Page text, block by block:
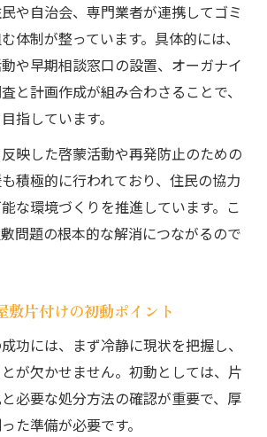
や自治会、専門業者が連携してゴミ
体制が整っています。具体的には、
や早期相談窓口の設置、オーガナイ
と計画作成が組み合わさることで、
指しています。
映した啓蒙活動や再発防止のための
積極的に行われており、住民の協力
な環境づくりを推進しています。こ
問題の根本的な解消につながるので
敷片付けの初動ポイント
功には、まず冷静に現状を把握し、
が欠かせません。初動としては、片
必要な処分方法の確認が重要で、厚
た準備が必要です。